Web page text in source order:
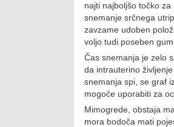
najti najboljšo točko
snemanje srčnega
zavzame udoben
voljo tudi poseben
Čas snemanja je zelo
da intrauterino
snemanja spi, se graf
mogoče uporabiti za
Mimogrede, obstaja
mora bodoča mati